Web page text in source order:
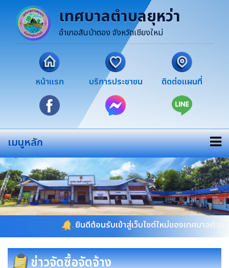
เทศบาลตำบลยุหว่า
อำเภอสันป่าตอง จังหวัดเชียงใหม่
หน้าแรก บริการประชาชน ติดต่อแผนที่
เมนูหลัก
ยินดีต้อนรับเข้าสู่เว็บไซต์ใหม่ของเทศบาลตำบลยุหว่า
ข่าวจัดซื้อจัดจ้าง